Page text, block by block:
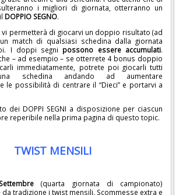
i migliori di giornata, otterranno un
DOPPIO SEGNO.
vi permetterà di giocarvi un doppio risultato (ad
match di qualsiasi schedina dalla giornata
I doppi segni possono essere accumulati.
– ad esempio – se otterrete 4 bonus doppio
immediatamente, potrete poi giocarli tutti
schedina andando ad aumentare
le possibilità di centrare il “Dieci” e portarvi a
dei DOPPI SEGNI a disposizione per ciascun
reperibile nella prima pagina di questo topic.
TWIST MENSILI
(quarta giornata di campionato)
tradizione i twist mensili. Scommesse extra e